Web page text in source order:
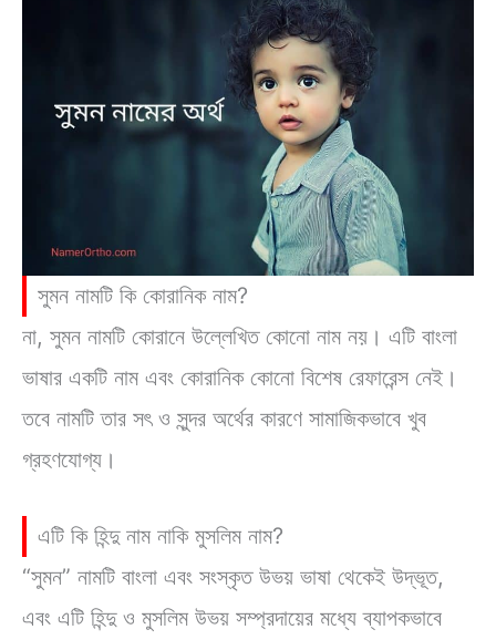
সুমন নামটি কি কোরানিক নাম?
না, সুমন নামটি কোরানে উল্লেখিত কোনো নাম নয়। এটি বাংলা
ভাষার একটি নাম এবং কোরানিক কোনো বিশেষ রেফারেন্স নেই।
তবে নামটি তার সৎ ও সুন্দর অর্থের কারণে সামাজিকভাবে খুব
গ্রহণযোগ্য।
এটি কি হিন্দু নাম নাকি মুসলিম নাম?
“সুমন” নামটি বাংলা এবং সংস্কৃত উভয় ভাষা থেকেই উদ্ভূত,
এবং এটি হিন্দু ও মুসলিম উভয় সম্প্রদায়ের মধ্যে ব্যাপকভাবে